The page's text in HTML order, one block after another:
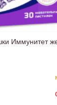
Иммунитет